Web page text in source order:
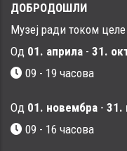
ДОБРОДОШЛИ
Музеј ради током
Од 01. априла - 31.
09 - 19 часова
Од 01. новембра - 31.
09 - 16 часовa